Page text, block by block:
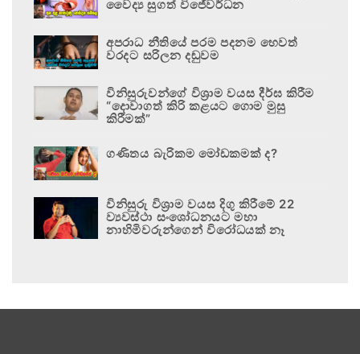
වෛද්‍ය සුගත් විජේවර්ධන
අපරාධ නීතියේ පරම පදනම හෙවත්
වරදට සරිලන දඬුවම
විනිසුරුවන්ගේ විශ්‍රාම වයස දීර්ඝ කිරීම
“දොවාගත් කිරි කළයට ගොම මුසු
කිරීමක්”
ගණිතය බැරිකම මෝඩකමක් ද?
විනිසුරු විශ්‍රාම වයස දිගු කිරීමේ 22
ව්‍යවස්ථා සංශෝධනයට මහා
නාහිමිවරුන්ගෙන් විරෝධයක් නෑ